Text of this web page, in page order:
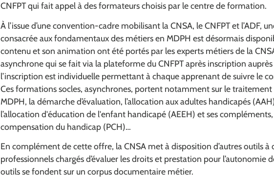
CNFPT qui fait appel à des formateurs choisis par le centre de formation.
À l’issue d’une convention-cadre mobilisant la CNSA, le CNFPT et l’ADF,
consacrée aux fondamentaux des métiers en MDPH est désormais
contenu et son animation ont été portés par les experts métiers de la
asynchrone qui se fait via la plateforme du CNFPT après inscription auprès
l’inscription est individuelle permettant à chaque apprenant de suivre le
Ces formations socles, asynchrones, portent notamment sur le traitement
MDPH, la démarche d’évaluation, l’allocation aux adultes handicapés
l’allocation d'éducation de l'enfant handicapé (AEEH) et ses
compensation du handicap (PCH)…
En complément de cette offre, la CNSA met à disposition d’autres outils à
professionnels chargés d’évaluer les droits et prestation pour l’autonomie
outils se fondent sur un corpus documentaire métier.